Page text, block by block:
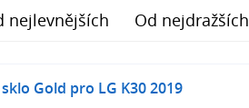
nejlevnějších Od nejdražších
Gold pro LG K30 2019